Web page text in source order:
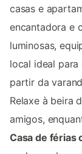
casas e
encantadora e
luminosas,
local ideal para
partir da
Relaxe à beira
amigos,
Casa de férias